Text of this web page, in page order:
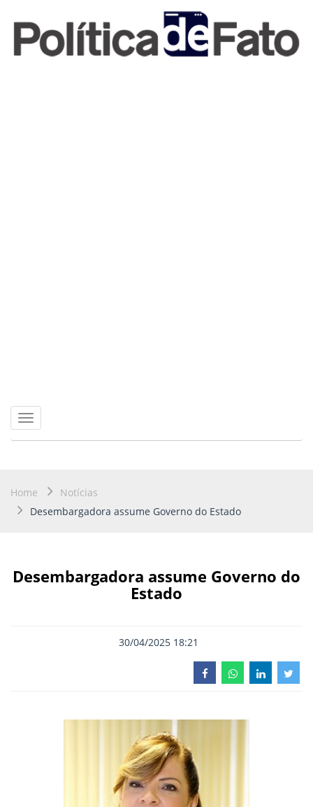
Toggle
navigation
Home
Notícias
Desembargadora assume Governo do Estado
Desembargadora assume Governo do
Estado
30/04/2025 18:21